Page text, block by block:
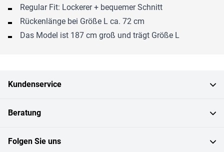
Regular Fit: Lockerer + bequemer Schnitt
Rückenlänge bei Größe L ca. 72 cm
Das Model ist 187 cm groß und trägt Größe L
Kundenservice
Beratung
Folgen Sie uns